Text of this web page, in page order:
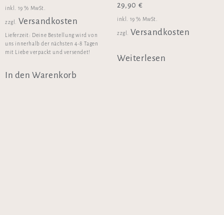
inkl. 19 % MwSt.
zzgl. Versandkosten
Lieferzeit: Deine Bestellung wird von
uns innerhalb der nächsten 4-8 Tagen
mit Liebe verpackt und versendet!
In den Warenkorb
29,90 €
inkl. 19 % MwSt.
zzgl. Versandkosten
Weiterlesen